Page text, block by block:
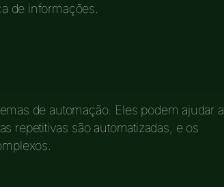
de informações.
de automação. Eles podem ajudar a
repetitivas são automatizadas, e os